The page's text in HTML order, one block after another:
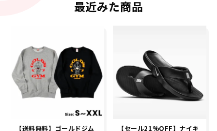
最近みた商品
【送料無料】ゴールドジム 【セール21%OFF】ナイキ